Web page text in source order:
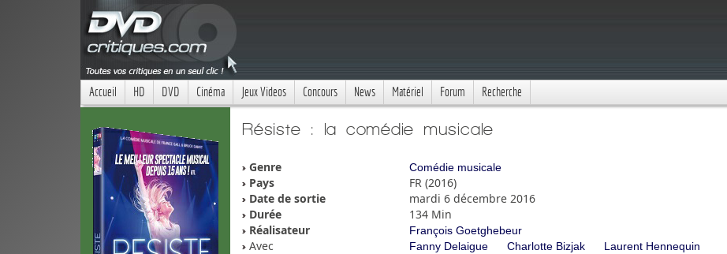
Accueil HD DVD Cinéma Jeux Videos Concours News Matériel Forum Recherche
Résiste : la comédie musicale
Genre Comédie musicale
Pays
FR (2016)
Date de sortie
mardi 6 décembre 2016
Durée
134 Min
Réalisateur
François Goetghebeur
Avec Fanny Delaigue Charlotte Bizjak
Laurent Hennequin